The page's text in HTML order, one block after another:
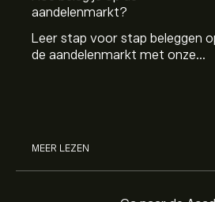
aandelenmarkt?
Leer stap voor stap beleggen
de aandelenmarkt met onze
MEER LEZEN